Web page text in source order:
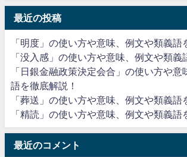
最近の投稿
「明度」の使い方や意味、例文や類義語
「没入感」の使い方や意味、例文や類義
「日銀金融政策決定会合」の使い方や意
語を徹底解説！
「葬送」の使い方や意味、例文や類義語
「精読」の使い方や意味、例文や類義語
最近のコメント